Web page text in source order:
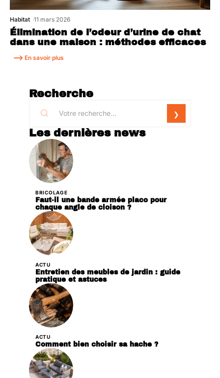
Élimination de l’odeur d’urine de chat
dans une maison : méthodes efficaces
Habitat 11 mars 2026
En savoir plus
Recherche
Les dernières news
BRICOLAGE
Faut-il une bande armée placo pour
chaque angle de cloison ?
ACTU
Entretien des meubles de jardin : guide
pratique et astuces
ACTU
Comment bien choisir sa hache ?